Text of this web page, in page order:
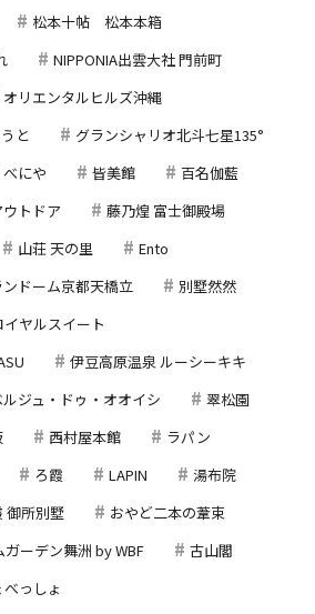
松本十帖 松本本箱
NIPPONIA出雲大社 門前町
オリエンタルヒルズ沖縄
と
グランシャリオ北斗七星135°
べにや 皆美館
百名伽藍
ウトドア
藤乃煌 富士御殿場
山荘 天の里
Ento
ンドーム京都天橋立
別墅然然
ヤルスイート
伊豆高原温泉 ルーシーキキ
ジュ・ドゥ・オオイシ
翠松園
西村屋本館
ラパン
ろ霞 LAPIN
湯布院
御所別墅
おやど二本の葦束
ガーデン舞洲 by WBF
古山閣
っしょ